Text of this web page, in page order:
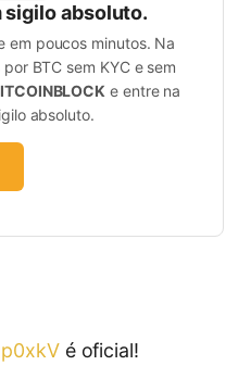
sigilo absoluto.
em poucos minutos. Na
BTC sem KYC e sem
e entre na
absoluto.
é oficial!